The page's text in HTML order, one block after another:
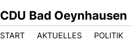
CDU Bad Oeynhausen
START AKTUELLES POLITIK